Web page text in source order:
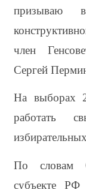
призываю
член
Сергей
На выборах
работать
По словам
субъекте РФ